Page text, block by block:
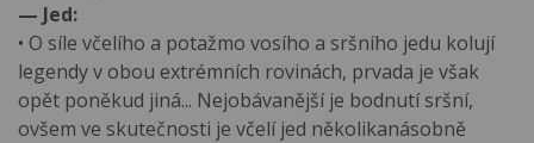
— Jed:
• O síle včelího a potažmo vosího a sršního jedu kolují
legendy v obou extrémních rovinách, prvada je však
opět poněkud jiná... Nejobávanější je bodnutí sršní,
ovšem ve skutečnosti je včelí jed několikanásobně